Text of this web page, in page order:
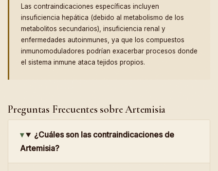
Las contraindicaciones específicas incluyen
insuficiencia hepática (debido al metabolismo de los
metabolitos secundarios), insuficiencia renal y
enfermedades autoinmunes, ya que los compuestos
inmunomoduladores podrían exacerbar procesos donde
el sistema inmune ataca tejidos propios.
Preguntas Frecuentes sobre Artemisia
¿Cuáles son las contraindicaciones de
Artemisia?